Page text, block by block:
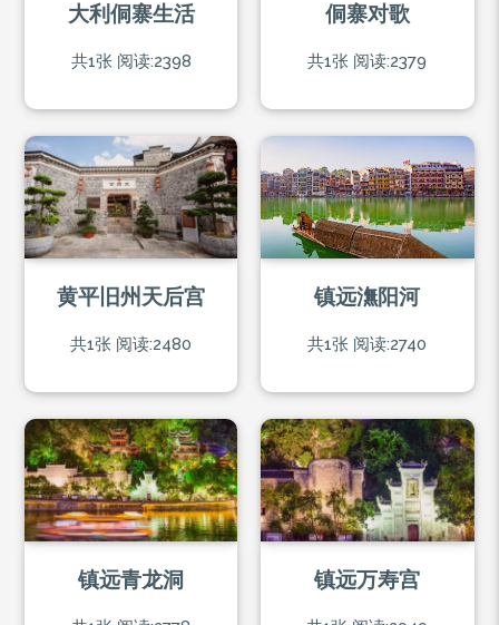
大利侗寨生活
共1张 阅读:2398
侗寨对歌
共1张 阅读:2379
黄平旧州天后宫
共1张 阅读:2480
镇远潕阳河
共1张 阅读:2740
镇远青龙洞 镇远万寿宫